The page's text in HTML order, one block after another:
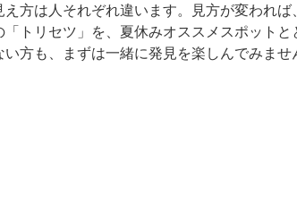
方は人それぞれ違います。見方が変われば
トリセツ」を、夏休みオススメスポットと
方も、まずは一緒に発見を楽しんでみませ